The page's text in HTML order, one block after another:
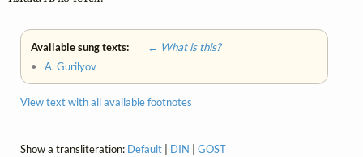
Available sung texts:
← What is this?
•A. Gurilyov
View text with all available footnotes
Show a transliteration: Default DIN GOST